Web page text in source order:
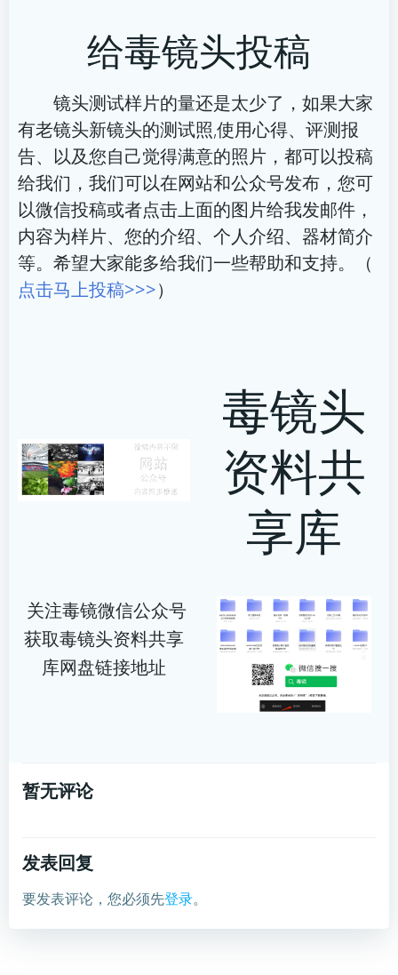
航
导
航
给毒镜头投稿
镜头测试样片的量还是太少了，如果大家
有老镜头新镜头的测试照,使用心得、评测报
告、以及您自己觉得满意的照片，都可以投稿
给我们，我们可以在网站和公众号发布，您可
以微信投稿或者点击上面的图片给我发邮件，
内容为样片、您的介绍、个人介绍、器材简介
等。希望大家能多给我们一些帮助和支持。（
点击马上投稿>>>）
毒镜头
资料共
享库
关注毒镜微信公众号
获取毒镜头资料共享
库网盘链接地址
暂无评论
发表回复
要发表评论，您必须先登录。